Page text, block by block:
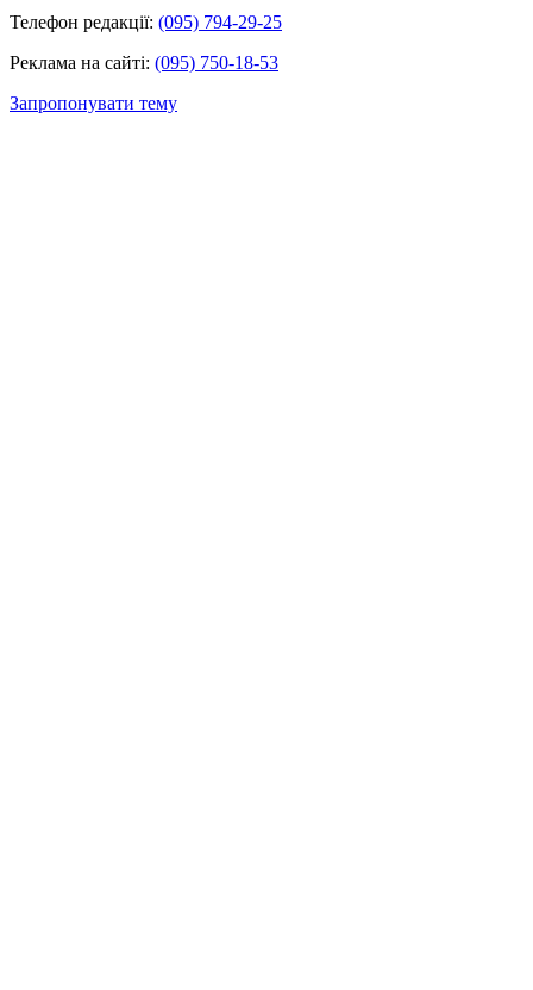
Телефон редакції: (095) 794-29-25
Реклама на сайті: (095) 750-18-53
Запропонувати тему